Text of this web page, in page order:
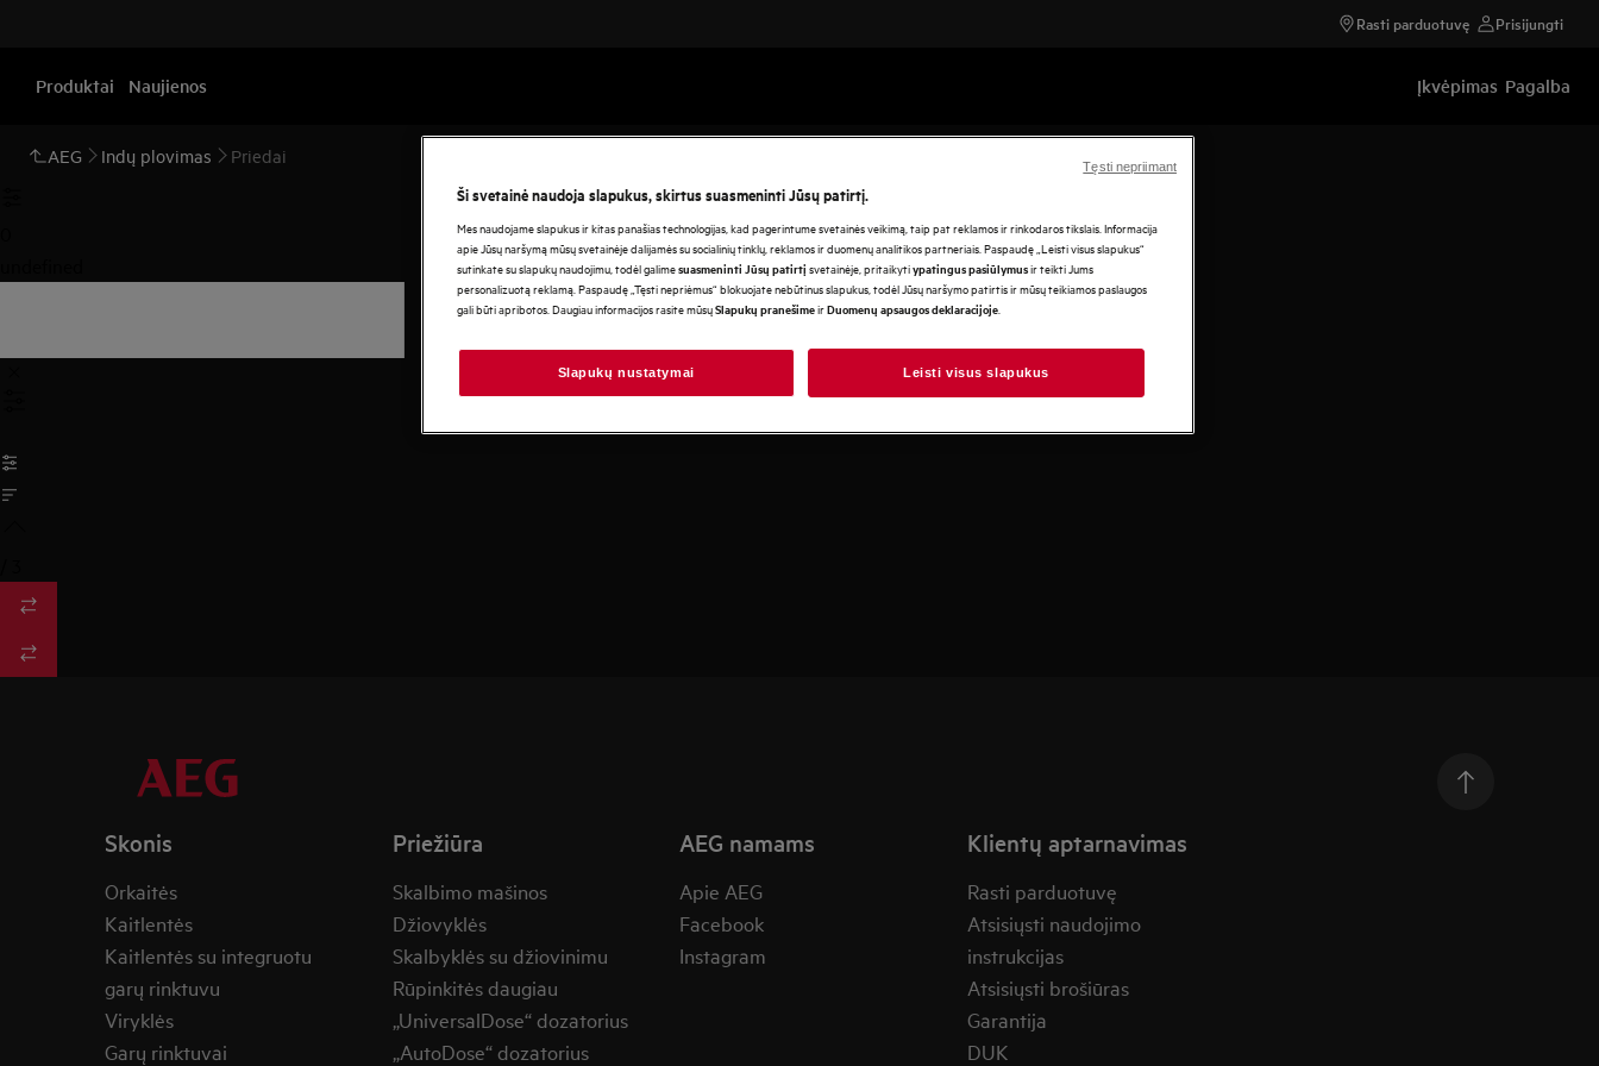
Rasti parduotuvę Prisijungti
Produktai Naujienos Įkvėpimas Pagalba
AEG Indų plovimas Priedai
Skonis
Orkaitės
Kaitlentės
Kaitlentės su integruotu
garų rinktuvu
Viryklės
Garų rinktuvai
Priežiūra
Skalbimo mašinos
Džiovyklės
Skalbyklės su džiovinimu
Rūpinkitės daugiau
„UniversalDose“ dozatorius
„AutoDose“ dozatorius
AEG namams
Apie AEG
Facebook
Instagram
Klientų aptarnavimas
Rasti parduotuvę
Atsisiųsti naudojimo
instrukcijas
Atsisiųsti brošiūras
Garantija
DUK
Ši svetainė naudoja slapukus, skirtus suasmeninti Jūsų patirtį.
Mes naudojame slapukus ir kitas panašias technologijas, kad pagerintume svetainės veikimą, taip pat reklamos ir rinkodaros tikslais. Informacija
apie Jūsų naršymą mūsų svetainėje dalijamės su socialinių tinklų, reklamos ir duomenų analitikos partneriais. Paspaudę „Leisti visus slapukus“
sutinkate su slapukų naudojimu, todėl galimesuasmeninti Jūsų patirtį svetainėje, pritaikytiypatingus pasiūlymusir teikti Jums
personalizuotą reklamą. Paspaudę „Tęsti nepriėmus“ blokuojate nebūtinus slapukus, todėl Jūsų naršymo patirtis ir mūsų teikiamos paslaugos
gali būti apribotos. Daugiau informacijos rasite mūsųSlapukų pranešimeirDuomenų apsaugos deklaracijoje
Slapukų nustatymai Leisti visus slapukus
Tęsti nepriimant